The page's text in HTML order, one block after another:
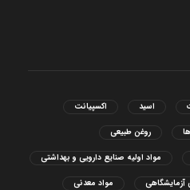
اسید اکسپیانت
روغن طبیعی
مواد اولیه صنایع دارویی و بهداشتی
آزمایشگاهی مواد معدنی